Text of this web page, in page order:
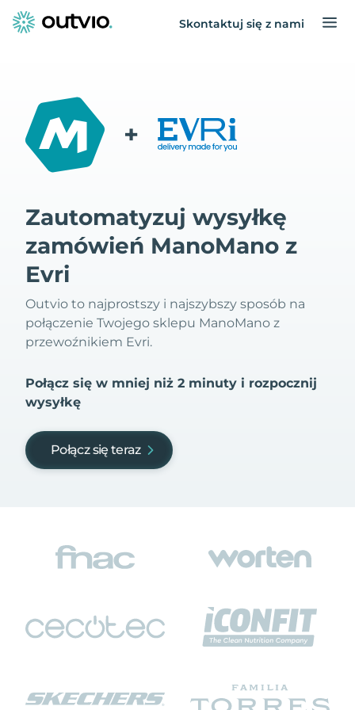
Skontaktuj się z nami
+
Zautomatyzuj wysyłkę
zamówień ManoMano z
Evri
Outvio to najprostszy i najszybszy sposób na
połączenie Twojego sklepu ManoMano z
przewoźnikiem Evri.
Połącz się w mniej niż 2 minuty i rozpocznij
wysyłkę
Połącz się teraz